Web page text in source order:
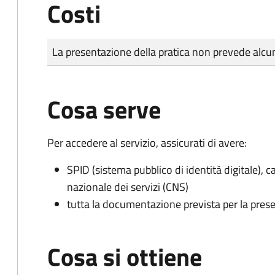
Costi
Tipo di pagamento
Importo
La presentazione della pratica non prevede
Cosa serve
Per accedere al servizio, assicurati di avere:
SPID (sistema pubblico di identità digitale),
nazionale dei servizi (CNS)
tutta la documentazione prevista per la
Cosa si ottiene